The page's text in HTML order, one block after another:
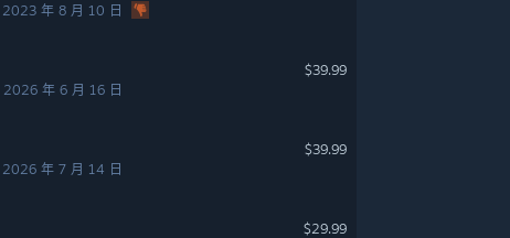
2023 年 8 月 10 日
2026 年 6 月 16 日
$39.99
2026 年 7 月 14 日
$39.99
$29.99